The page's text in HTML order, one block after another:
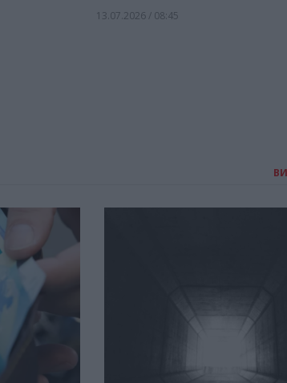
13.07.2026 / 08:45